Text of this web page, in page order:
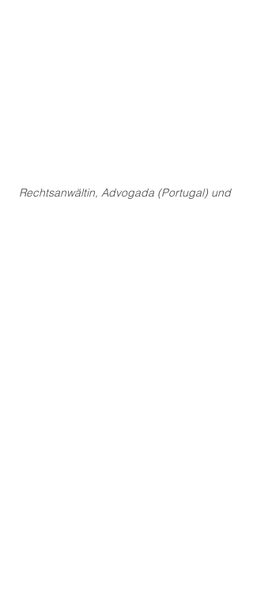
Rechtsanwältin, Advogada (Portugal) und